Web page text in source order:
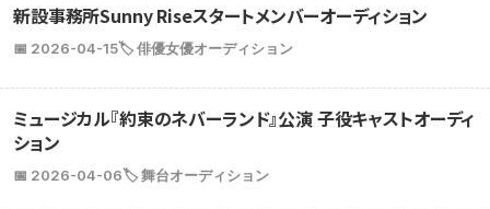
新設事務所Sunny Riseスタートメンバーオーディション
📅 2026-04-15🏷️ 俳優女優オーディション
ミュージカル『約束のネバーランド』公演 子役キャストオーディ
ション
📅 2026-04-06🏷️ 舞台オーディション